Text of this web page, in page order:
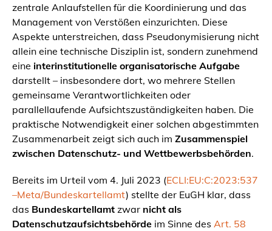
zentrale Anlaufstellen für die Koordinierung und das
Management von Verstößen einzurichten. Diese
Aspekte unterstreichen, dass Pseudonymisierung nicht
allein eine technische Disziplin ist, sondern zunehmend
eine interinstitutionelle organisatorische Aufgabe
darstellt – insbesondere dort, wo mehrere Stellen
gemeinsame Verantwortlichkeiten oder
parallellaufende Aufsichtszuständigkeiten haben. Die
praktische Notwendigkeit einer solchen abgestimmten
Zusammenarbeit zeigt sich auch im Zusammenspiel
zwischen Datenschutz- und Wettbewerbsbehörden.
Bereits im Urteil vom 4. Juli 2023 (ECLI:EU:C:2023:537
–Meta/Bundeskartellamt) stellte der EuGH klar, dass
das Bundeskartellamt zwar nicht als
Datenschutzaufsichtsbehörde im Sinne des Art. 58